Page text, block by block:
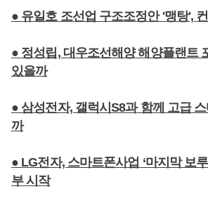
● 유일호 조선업 구조조정안 '맹탕',
● 정성립, 대우조선해양 해양플랜트
있을까
● 삼성전자, 갤럭시S8과 함께 고급
까
● LG전자, 스마트폰사업 ‘마지막 보
부 시작